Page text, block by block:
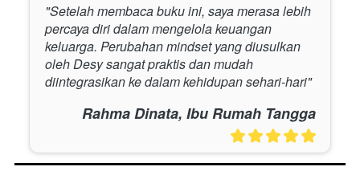
"Setelah membaca buku ini, saya merasa lebih
percaya diri dalam mengelola keuangan
keluarga. Perubahan mindset yang diusulkan
oleh Desy sangat praktis dan mudah
diintegrasikan ke dalam kehidupan sehari-hari"
Rahma Dinata, Ibu Rumah Tangga